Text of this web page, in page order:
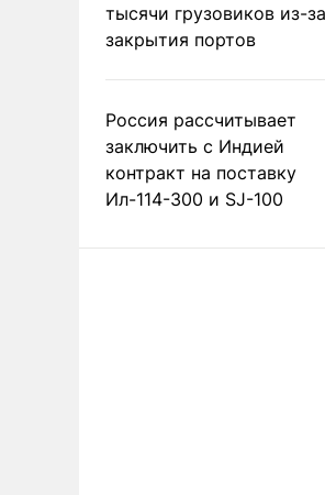
тысячи грузовиков из-за
закрытия портов
Россия рассчитывает
заключить с Индией
контракт на поставку
Ил-114-300 и SJ-100